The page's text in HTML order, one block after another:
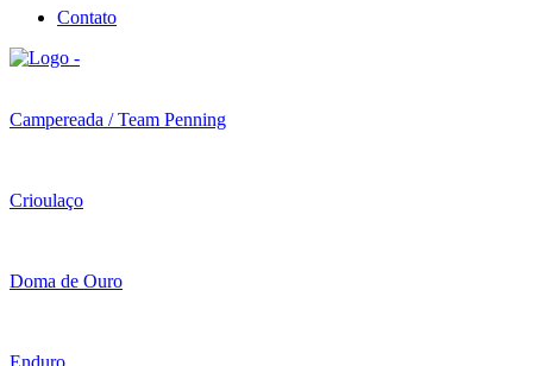
Contato
Campereada / Team Penning
Crioulaço
Doma de Ouro
Enduro